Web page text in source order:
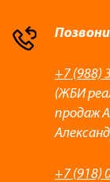
+7 (988)
(ЖБИ
продаж
+7 (918)